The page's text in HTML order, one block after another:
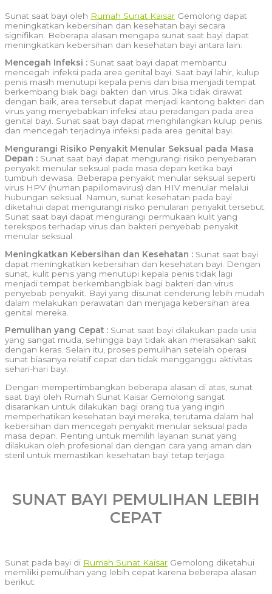
Sunat saat bayi oleh Rumah Sunat Kaisar Gemolong dapat
meningkatkan kebersihan dan kesehatan bayi secara
signifikan. Beberapa alasan mengapa sunat saat bayi dapat
meningkatkan kebersihan dan kesehatan bayi antara lain:
Mencegah Infeksi : Sunat saat bayi dapat membantu
mencegah infeksi pada area genital bayi. Saat bayi lahir, kulup
penis masih menutupi kepala penis dan bisa menjadi tempat
berkembang biak bagi bakteri dan virus. Jika tidak dirawat
dengan baik, area tersebut dapat menjadi kantong bakteri dan
virus yang menyebabkan infeksi atau peradangan pada area
genital bayi. Sunat saat bayi dapat menghilangkan kulup penis
dan mencegah terjadinya infeksi pada area genital bayi.
Mengurangi Risiko Penyakit Menular Seksual pada Masa
Depan : Sunat saat bayi dapat mengurangi risiko penyebaran
penyakit menular seksual pada masa depan ketika bayi
tumbuh dewasa. Beberapa penyakit menular seksual seperti
virus HPV (human papillomavirus) dan HIV menular melalui
hubungan seksual. Namun, sunat kesehatan pada bayi
diketahui dapat mengurangi risiko penularan penyakit tersebut.
Sunat saat bayi dapat mengurangi permukaan kulit yang
terekspos terhadap virus dan bakteri penyebab penyakit
menular seksual.
Meningkatkan Kebersihan dan Kesehatan : Sunat saat bayi
dapat meningkatkan kebersihan dan kesehatan bayi. Dengan
sunat, kulit penis yang menutupi kepala penis tidak lagi
menjadi tempat berkembangbiak bagi bakteri dan virus
penyebab penyakit. Bayi yang disunat cenderung lebih mudah
dalam melakukan perawatan dan menjaga kebersihan area
genital mereka.
Pemulihan yang Cepat : Sunat saat bayi dilakukan pada usia
yang sangat muda, sehingga bayi tidak akan merasakan sakit
dengan keras. Selain itu, proses pemulihan setelah operasi
sunat biasanya relatif cepat dan tidak mengganggu aktivitas
sehari-hari bayi.
Dengan mempertimbangkan beberapa alasan di atas, sunat
saat bayi oleh Rumah Sunat Kaisar Gemolong sangat
disarankan untuk dilakukan bagi orang tua yang ingin
memperhatikan kesehatan bayi mereka, terutama dalam hal
kebersihan dan mencegah penyakit menular seksual pada
masa depan. Penting untuk memilih layanan sunat yang
dilakukan oleh profesional dan dengan cara yang aman dan
steril untuk memastikan kesehatan bayi tetap terjaga.
SUNAT BAYI PEMULIHAN LEBIH
CEPAT
Sunat pada bayi di Rumah Sunat Kaisar Gemolong diketahui
memiliki pemulihan yang lebih cepat karena beberapa alasan
berikut: